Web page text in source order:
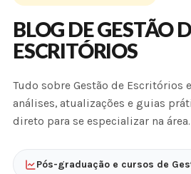
BLOG DE GESTÃO
ESCRITÓRIOS
Tudo sobre Gestão de Escritórios
análises, atualizações e guias
direto para se especializar na área.
Pós-graduação e cursos de